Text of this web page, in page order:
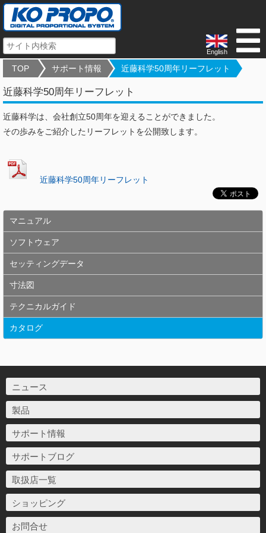
English
TOP サポート情報 近藤科学50周年リーフレット
近藤科学50周年リーフレット
近藤科学は、会社創立50周年を迎えることができました。
その歩みをご紹介したリーフレットを公開致します。
近藤科学50周年リーフレット
マニュアル
ソフトウェア
セッティングデータ
寸法図
テクニカルガイド
カタログ
ニュース
製品
サポート情報
サポートブログ
取扱店一覧
ショッピング
お問合せ